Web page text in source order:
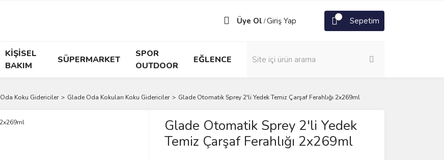
Üye Ol /Giriş Yap Sepetim
KİŞİSEL
BAKIM
SÜPERMARKET
SPOR
OUTDOOR
EĞLENCE
Oda Koku Gidericiler Glade Oda Kokuları Koku Gidericiler Glade Otomatik Sprey 2'li Yedek Temiz Çarşaf Ferahlığı 2x269ml
Glade Otomatik Sprey 2'li Yedek
Temiz Çarşaf Ferahlığı 2x269ml